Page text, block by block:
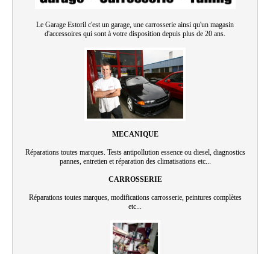
Le Garage Estoril c'est un garage, une carrosserie ainsi qu'un magasin
d'accessoires qui sont à votre disposition depuis plus de 20 ans.
MECANIQUE
Réparations toutes marques. Tests antipollution essence ou diesel, diagnostics
pannes, entretien et réparation des climatisations etc...
CARROSSERIE
Réparations toutes marques, modifications carrosserie, peintures complètes
etc...